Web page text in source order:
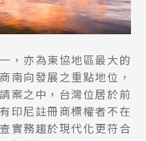
，亦為東協地區最大的
南向發展之重點地位，
案之中，台灣位居於前
印尼註冊商標權者不在
實務趨於現代化更符合